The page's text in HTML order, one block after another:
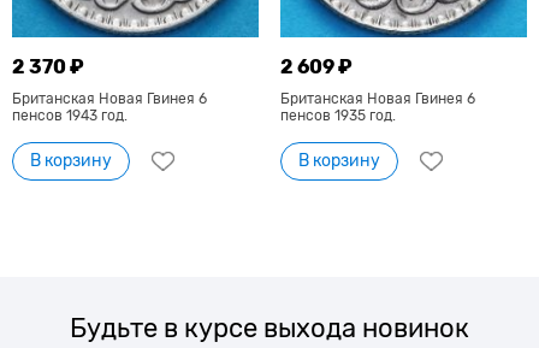
2 370 ₽
Британская Новая Гвинея 6
пенсов 1943 год.
В корзину
2 609 ₽
Британская Новая Гвинея 6
пенсов 1935 год.
В корзину
Будьте в курсе выхода новинок